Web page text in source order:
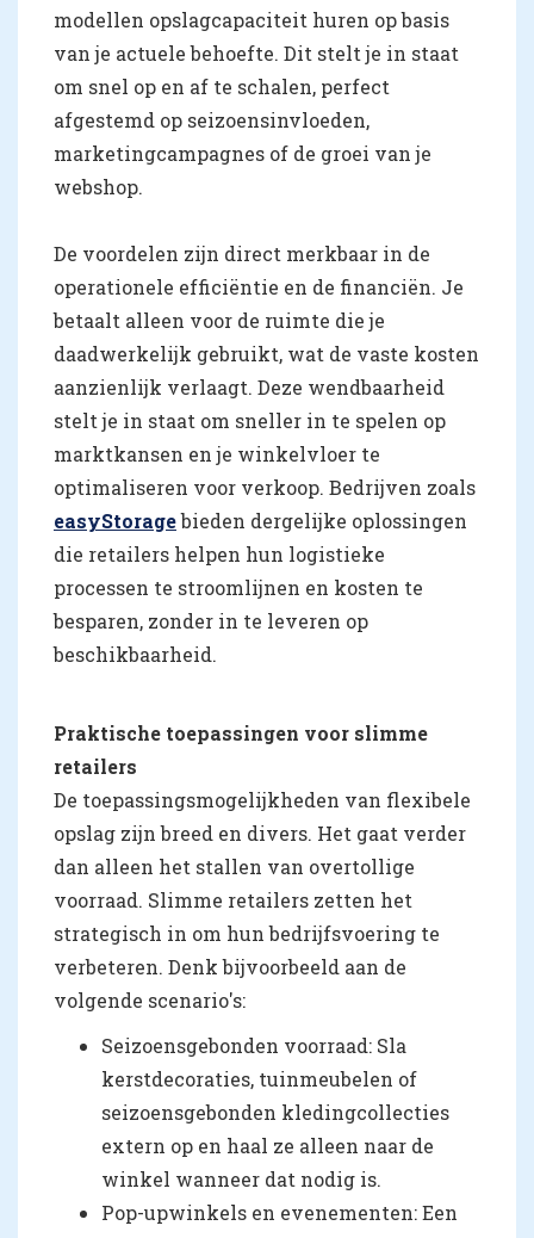
modellen opslagcapaciteit huren op basis
van je actuele behoefte. Dit stelt je in staat
om snel op en af te schalen, perfect
afgestemd op seizoensinvloeden,
marketingcampagnes of de groei van je
webshop.
De voordelen zijn direct merkbaar in de
operationele efficiëntie en de financiën. Je
betaalt alleen voor de ruimte die je
daadwerkelijk gebruikt, wat de vaste kosten
aanzienlijk verlaagt. Deze wendbaarheid
stelt je in staat om sneller in te spelen op
marktkansen en je winkelvloer te
optimaliseren voor verkoop. Bedrijven zoals
easyStoragebieden dergelijke oplossingen
die retailers helpen hun logistieke
processen te stroomlijnen en kosten te
besparen, zonder in te leveren op
beschikbaarheid.
Praktische toepassingen voor slimme
retailers
De toepassingsmogelijkheden van flexibele
opslag zijn breed en divers. Het gaat verder
dan alleen het stallen van overtollige
voorraad. Slimme retailers zetten het
strategisch in om hun bedrijfsvoering te
verbeteren. Denk bijvoorbeeld aan de
volgende scenario's:
Seizoensgebonden voorraad: Sla
kerstdecoraties, tuinmeubelen of
seizoensgebonden kledingcollecties
extern op en haal ze alleen naar de
winkel wanneer dat nodig is.
Pop-upwinkels en evenementen: Een